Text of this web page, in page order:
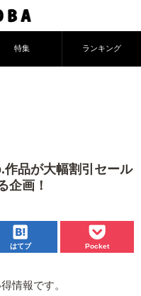
特集 ランキング
品が大幅割引セール
企画！
はてブ Pocket
情報です。